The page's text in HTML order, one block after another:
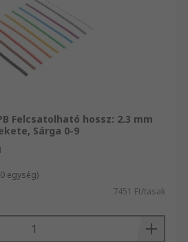
Felcsatolható hossz: 2.3 mm
Sárga 0-9
egység)
7451 Ft/tasak